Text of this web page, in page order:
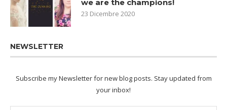
we are the champions!
23 Dicembre 2020
NEWSLETTER
Subscribe my Newsletter for new blog posts. Stay updated from
your inbox!